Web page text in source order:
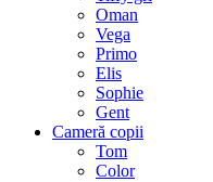
Oman
Vega
Primo
Elis
Sophie
Gent
Cameră copii
Tom
Color